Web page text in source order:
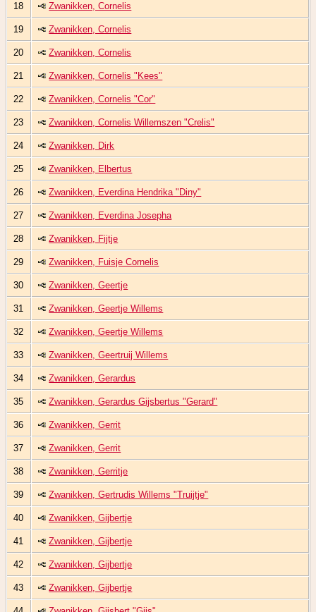
18 Zwanikken, Cornelis
19 Zwanikken, Cornelis
20 Zwanikken, Cornelis
21 Zwanikken, Cornelis "Kees"
22 Zwanikken, Cornelis "Cor"
23 Zwanikken, Cornelis Willemszen "Crelis"
24 Zwanikken, Dirk
25 Zwanikken, Elbertus
26 Zwanikken, Everdina Hendrika "Diny"
27 Zwanikken, Everdina Josepha
28 Zwanikken, Fijtje
29 Zwanikken, Fuisje Cornelis
30 Zwanikken, Geertje
31 Zwanikken, Geertje Willems
32 Zwanikken, Geertje Willems
33 Zwanikken, Geertruij Willems
34 Zwanikken, Gerardus
35 Zwanikken, Gerardus Gijsbertus "Gerard"
36 Zwanikken, Gerrit
37 Zwanikken, Gerrit
38 Zwanikken, Gerritje
39 Zwanikken, Gertrudis Willems "Truijtje"
40 Zwanikken, Gijbertje
41 Zwanikken, Gijbertje
42 Zwanikken, Gijbertje
43 Zwanikken, Gijbertje